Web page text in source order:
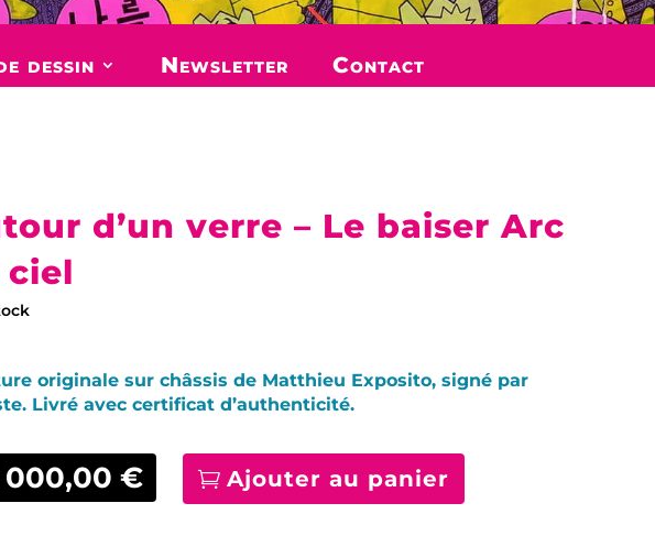
dessin Newsletter Contact
d’un verre – Le baiser Arc
ciel
originale sur châssis de Matthieu Exposito, signé par
Livré avec certificat d’authenticité.
000,00€
quantité
de
Ajouter au panier